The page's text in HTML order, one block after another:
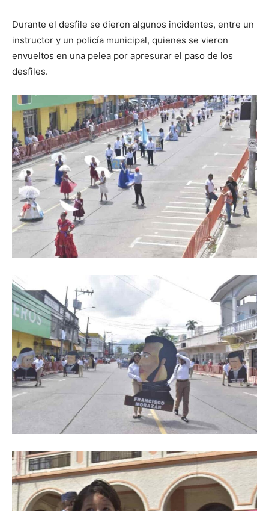
Durante el desfile se dieron algunos incidentes, entre un
instructor y un policía municipal, quienes se vieron
envueltos en una pelea por apresurar el paso de los
desfiles.